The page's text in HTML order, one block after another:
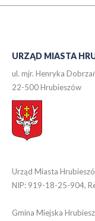
URZĄD MIASTA
ul. mjr. Henryka
22-500 Hrubieszów
Urząd Miasta
NIP: 919-18-25-904,
Gmina Miejska